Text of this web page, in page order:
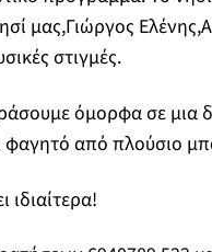
μας,Γιώργος
στιγμές.
όμορφα σε μια
φαγητό από πλούσιο